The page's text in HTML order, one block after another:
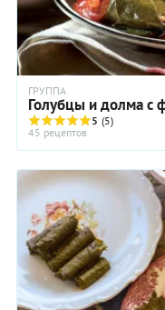
ГРУППА
Голубцы и долма с
5 (5)
45 рецептов